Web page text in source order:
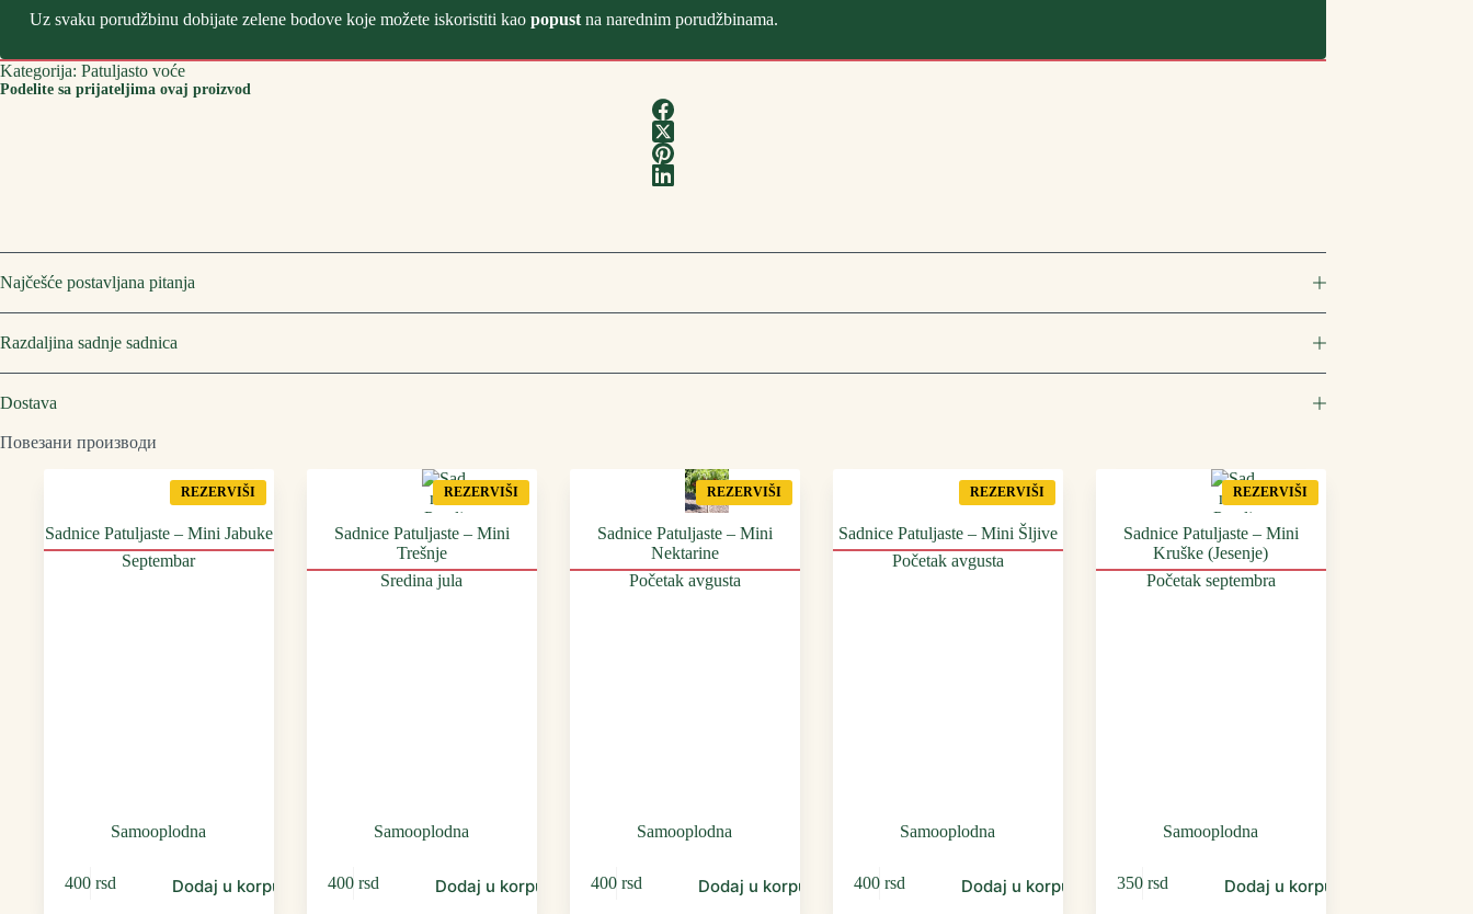
Uz svaku porudžbinu dobijate zelene bodove koje možete iskoristiti kao popust na narednim porudžbinama.
Kategorija: Patuljasto voće
Podelite sa prijateljima ovaj proizvod
Najčešće postavljana pitanja
Razdaljina sadnje sadnica
Dostava
Повезани производи
REZERVIŠI
Sadnice Patuljaste – Mini Jabuke
Septembar
Samooplodna
400 rsd Dodaj u korpu
REZERVIŠI
Sadnice Patuljaste – Mini
Trešnje
Sredina jula
Samooplodna
400 rsd Dodaj u korpu
REZERVIŠI
Sadnice Patuljaste – Mini
Nektarine
Početak avgusta
Samooplodna
400 rsd Dodaj u korpu
REZERVIŠI
Sadnice Patuljaste – Mini Šljive
Početak avgusta
Samooplodna
400 rsd Dodaj u korpu
REZERVIŠI
Sadnice Patuljaste – Mini
Kruške (Jesenje)
Početak septembra
Samooplodna
350 rsd Dodaj u korpu